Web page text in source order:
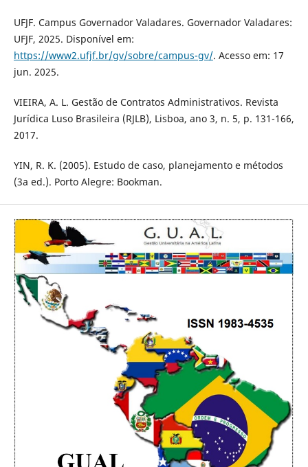
UFJF. Campus Governador Valadares. Governador Valadares:
UFJF, 2025. Disponível em:
https://www2.ufjf.br/gv/sobre/campus-gv/. Acesso em: 17
jun. 2025.
VIEIRA, A. L. Gestão de Contratos Administrativos. Revista
Jurídica Luso Brasileira (RJLB), Lisboa, ano 3, n. 5, p. 131-166,
2017.
YIN, R. K. (2005). Estudo de caso, planejamento e métodos
(3a ed.). Porto Alegre: Bookman.